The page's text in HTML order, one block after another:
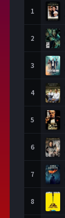
1
2
3
4
5
6
7
8